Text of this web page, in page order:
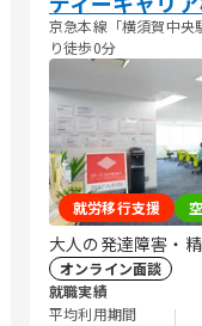
京急本線「横須賀中
り徒歩0分
就労移行支援
大人の発達障害・
オンライン面談
就職実績
平均利用期間